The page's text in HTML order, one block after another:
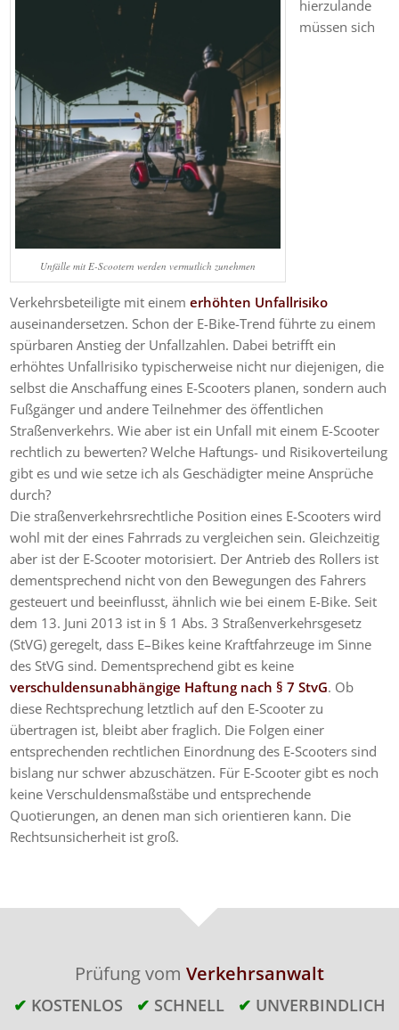
Unfälle mit E-Scootern werden vermutlich zunehmen
hierzulande
müssen sich
Verkehrsbeteiligte mit einemerhöhten Unfallrisiko
auseinandersetzen. Schon der E-Bike-Trend führte zu einem
spürbaren Anstieg der Unfallzahlen. Dabei betrifft ein
erhöhtes Unfallrisiko typischerweise nicht nur diejenigen, die
selbst die Anschaffung eines E-Scooters planen, sondern auch
Fußgänger und andere Teilnehmer des öffentlichen
Straßenverkehrs. Wie aber ist ein Unfall mit einem E-Scooter
rechtlich zu bewerten? Welche Haftungs- und Risikoverteilung
gibt es und wie setze ich als Geschädigter meine Ansprüche
durch?
Die straßenverkehrsrechtliche Position eines E-Scooters wird
wohl mit der eines Fahrrads zu vergleichen sein. Gleichzeitig
aber ist der E-Scooter motorisiert. Der Antrieb des Rollers ist
dementsprechend nicht von den Bewegungen des Fahrers
gesteuert und beeinflusst, ähnlich wie bei einem E-Bike. Seit
dem 13. Juni 2013 ist in § 1 Abs. 3 Straßenverkehrsgesetz
(StVG) geregelt, dass E–Bikes keine Kraftfahrzeuge im Sinne
des StVG sind. Dementsprechend gibt es keine
verschuldensunabhängige Haftung nach § 7 StvG. Ob
diese Rechtsprechung letztlich auf den E-Scooter zu
übertragen ist, bleibt aber fraglich. Die Folgen einer
entsprechenden rechtlichen Einordnung des E-Scooters sind
bislang nur schwer abzuschätzen. Für E-Scooter gibt es noch
keine Verschuldensmaßstäbe und entsprechende
Quotierungen, an denen man sich orientieren kann. Die
Rechtsunsicherheit ist groß.
Prüfung vom Verkehrsanwalt
✔ KOSTENLOS ✔ SCHNELL ✔ UNVERBINDLICH